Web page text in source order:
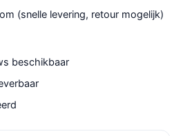
(snelle levering, retour mogelijk)
beschikbaar